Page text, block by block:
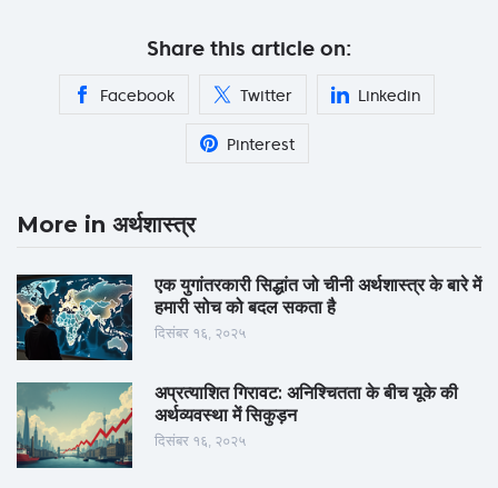
Share this article on:
Facebook Twitter Linkedin
Pinterest
More in अर्थशास्त्र
एक युगांतरकारी सिद्धांत जो चीनी अर्थशास्त्र के बारे में
हमारी सोच को बदल सकता है
दिसंबर १६, २०२५
अप्रत्याशित गिरावट: अनिश्चितता के बीच यूके की
अर्थव्यवस्था में सिकुड़न
दिसंबर १६, २०२५